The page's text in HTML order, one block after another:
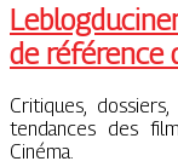
de référence
Critiques,
tendances des
Cinéma.